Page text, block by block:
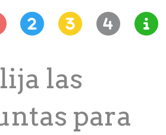
las
para